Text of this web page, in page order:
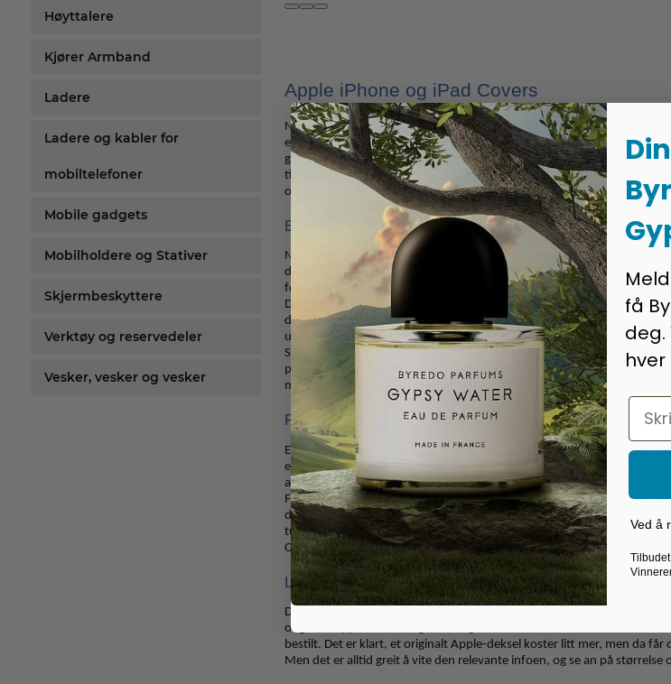
Høyttalere
Kjører Armband
Ladere
Ladere og kabler for
mobiltelefoner
Mobile gadgets
Mobilholdere og Stativer
Skjermbeskyttere
Verktøy og reservedeler
Vesker, vesker og vesker
Apple iPhone og iPad Covers
Nå som veldig mange av oss har et produkt fra Apple eller Samsung,
egentlig. Så da er det ikke så overraskende om du er på utkikk etter et
gode grunner til å kjøpe et slikt deksel, da det gir telefonen din en
til hånds så kan det jo skje at det glipper. Og sprekker skjermen din
oss!
Et svært godt utvalg av deksler
Når du kjøper i en butikk som vår, så er det viktigste at du finner det
dekslene til iPhone fungerer som de skal. En anbefaling vil være å
først når telefonen først faller. Det finnes også iPhone 12 Pro Max
Det er jo noe du må tenke på, fordi vi har stort sett alle typer av
design og tar seg rett og slett bedre ut. Men det er ikke sikkert at de
ute etter, for det er klart at mange foretrekker at det visuelle er på
Så er det jo når du finner den perfekte kombinasjonen av kvaliteten
prisene våre er billigere enn de aller fleste andre deksler du bør
måte, og rett og slett fungerer veldig godt, da er det jo ikke så mye å
Få det iPhone 11 deksel din telefon fortjener
En iPhone er dyr, spesielt om vi snakker om de nyere modellene. For
eller om du har kjøpt kontant så koster det mye. Det er litt synd at de
at ingenting går galt.
Foruten det at vi selger deksel som sådan så selger vi også glass,
din faller på, med mindre den faller på noe ekstremt skarpt, så vil den
tusen kroner, nesten like mye som en splitter ny telefon. Da er det vel
Coolpriser.no, så får du akkurat det du er ute etter.
Les gjennom den relevante informasjonen
Det er viktig at du får det tilbehøret du behøver. Derfor anbefaler vi at
originale Apple-deksler og ikke-originale så kan det være lett å bli
bestilt. Det er klart, et originalt Apple-deksel koster litt mer, men da får
Men det er alltid greit å vite den relevante infoen, og se an på
få
deg.
Email
Ved å